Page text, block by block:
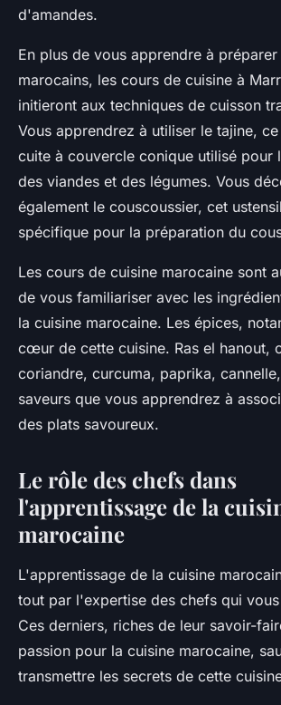
d'amandes.
En plus de vous apprendre à
marocains, les cours de cuisine à
initieront aux techniques de cuisson
Vous apprendrez à utiliser le tajine,
cuite à couvercle conique utilisé pour
des viandes et des légumes. Vous
également le couscoussier, cet
spécifique pour la préparation du
Les cours de cuisine marocaine sont
de vous familiariser avec les
la cuisine marocaine. Les épices,
cœur de cette cuisine. Ras el hanout,
coriandre, curcuma, paprika,
saveurs que vous apprendrez à
des plats savoureux.
Le rôle des chefs dans
l'apprentissage de la
marocaine
L'apprentissage de la cuisine
tout par l'expertise des chefs qui
Ces derniers, riches de leur savoir-
passion pour la cuisine marocaine,
transmettre les secrets de cette